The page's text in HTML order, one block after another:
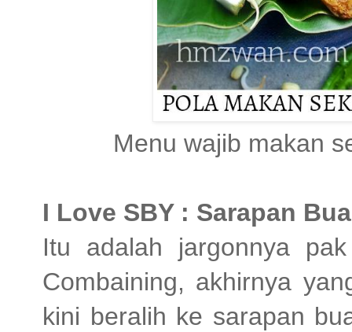
Menu wajib makan
I Love SBY : Sarapan
Itu adalah jargonnya
Combaining, akhirnya
kini beralih ke sarapan